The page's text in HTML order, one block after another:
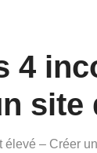
4
élevé – Créer